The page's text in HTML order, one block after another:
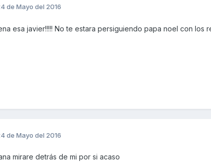
de Mayo del 2016
esa javier!!!!! No te estara persiguiendo papa noel con los
de Mayo del 2016
mirare detrás de mi por si acaso